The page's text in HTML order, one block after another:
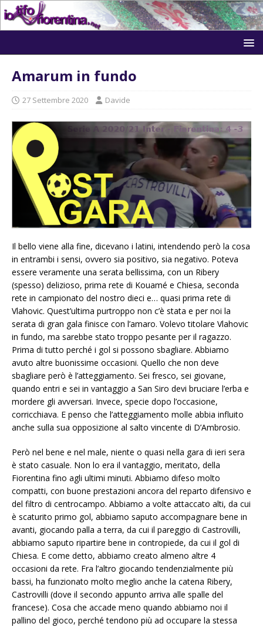
Amarum in fundo
27 Settembre 2020 Davide
Il bello viene alla fine, dicevano i latini, intendendo però la cosa
in entrambi i sensi, ovvero sia positivo, sia negativo. Poteva
essere veramente una serata bellissima, con un Ribery
(spesso) delizioso, prima rete di Kouamé e Chiesa, seconda
rete in campionato del nostro dieci e… quasi prima rete di
Vlahovic. Quest’ultima purtroppo non c’è stata e per noi la
serata di gran gala finisce con l’amaro. Volevo titolare Vlahovic
in fundo, ma sarebbe stato troppo pesante per il ragazzo.
Prima di tutto perché i gol si possono sbagliare. Abbiamo
avuto altre buonissime occasioni. Quello che non deve
sbagliare però è l’atteggiamento. Sei fresco, sei giovane,
quando entri e sei in vantaggio a San Siro devi bruciare l’erba e
mordere gli avversari. Invece, specie dopo l’occasione,
corricchiava. E penso che l’atteggiamento molle abbia influito
anche sulla sua opposizione al salto vincente di D’Ambrosio.
Però nel bene e nel male, niente o quasi nella gara di ieri sera
è stato casuale. Non lo era il vantaggio, meritato, della
Fiorentina fino agli ultimi minuti. Abbiamo difeso molto
compatti, con buone prestazioni ancora del reparto difensivo e
del filtro di centrocampo. Abbiamo a volte attaccato alti, da cui
è scaturito primo gol, abbiamo saputo accompagnare bene in
avanti, giocando palla a terra, da cui il pareggio di Castrovilli,
abbiamo saputo ripartire bene in contropiede, da cui il gol di
Chiesa. E come detto, abbiamo creato almeno altre 4
occasioni da rete. Fra l’altro giocando tendenzialmente più
bassi, ha funzionato molto meglio anche la catena Ribery,
Castrovilli (dove il secondo appunto arriva alle spalle del
francese). Cosa che accade meno quando abbiamo noi il
pallino del gioco, perché tendono più ad occupare la stessa